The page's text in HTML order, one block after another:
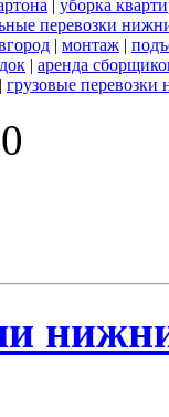
| уборка
перевозки
| монтаж |
| аренда
| грузовые